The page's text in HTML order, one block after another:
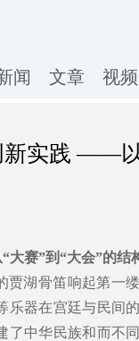
闻 文章 视频
新实践 ——
大赛”到“大会”的结
贾湖骨笛响起第一
器在宫廷与民间
了中华民族和而不